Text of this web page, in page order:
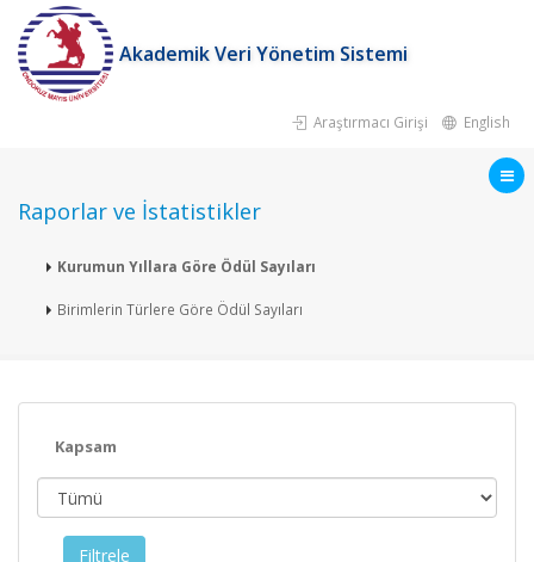
Akademik Veri Yönetim Sistemi
Araştırmacı Girişi English
Raporlar ve İstatistikler
Kurumun Yıllara Göre Ödül Sayıları
Birimlerin Türlere Göre Ödül Sayıları
Kapsam